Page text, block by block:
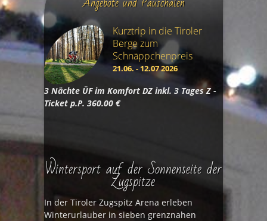
Kurztrip in die Tiroler
Berge zum
Schnäppchenpreis
21.06. - 12.07 2026
3 Nächte ÜF im Komfort DZ inkl. 3 Tages Z -
Ticket p.P. 360.00 €
Wintersport auf der Sonnenseite der
Zugspitze
In der Tiroler Zugspitz Arena erleben
Winterurlauber in sieben grenznahen